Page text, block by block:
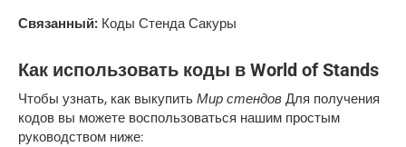
Связанный: Коды Стенда Сакуры
Как использовать коды в World of Stands
Чтобы узнать, как выкупить Мир стендов Для получения
кодов вы можете воспользоваться нашим простым
руководством ниже: